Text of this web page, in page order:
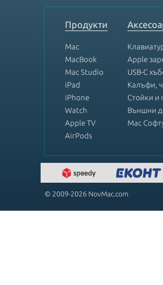
Продукти
Mac
MacBook
Mac Studio
iPad
iPhone
Watch
Apple TV
AirPods
Apple
USB-C
Калъфи,
Стойки и
Външни
Mac
© 2009-2026 NovMac.com